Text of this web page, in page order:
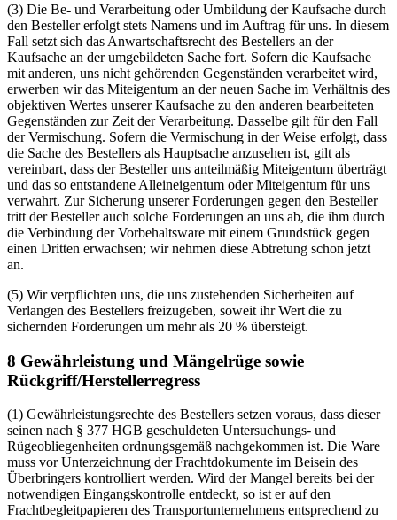
(3) Die Be- und Verarbeitung oder Umbildung der Kaufsache durch
den Besteller erfolgt stets Namens und im Auftrag für uns. In diesem
Fall setzt sich das Anwartschaftsrecht des Bestellers an der
Kaufsache an der umgebildeten Sache fort. Sofern die Kaufsache
mit anderen, uns nicht gehörenden Gegenständen verarbeitet wird,
erwerben wir das Miteigentum an der neuen Sache im Verhältnis des
objektiven Wertes unserer Kaufsache zu den anderen bearbeiteten
Gegenständen zur Zeit der Verarbeitung. Dasselbe gilt für den Fall
der Vermischung. Sofern die Vermischung in der Weise erfolgt, dass
die Sache des Bestellers als Hauptsache anzusehen ist, gilt als
vereinbart, dass der Besteller uns anteilmäßig Miteigentum überträgt
und das so entstandene Alleineigentum oder Miteigentum für uns
verwahrt. Zur Sicherung unserer Forderungen gegen den Besteller
tritt der Besteller auch solche Forderungen an uns ab, die ihm durch
die Verbindung der Vorbehaltsware mit einem Grundstück gegen
einen Dritten erwachsen; wir nehmen diese Abtretung schon jetzt
an.
(5) Wir verpflichten uns, die uns zustehenden Sicherheiten auf
Verlangen des Bestellers freizugeben, soweit ihr Wert die zu
sichernden Forderungen um mehr als 20 % übersteigt.
8 Gewährleistung und Mängelrüge sowie
Rückgriff/Herstellerregress
(1) Gewährleistungsrechte des Bestellers setzen voraus, dass dieser
seinen nach § 377 HGB geschuldeten Untersuchungs- und
Rügeobliegenheiten ordnungsgemäß nachgekommen ist. Die Ware
muss vor Unterzeichnung der Frachtdokumente im Beisein des
Überbringers kontrolliert werden. Wird der Mangel bereits bei der
notwendigen Eingangskontrolle entdeckt, so ist er auf den
Frachtbegleitpapieren des Transportunternehmens entsprechend zu